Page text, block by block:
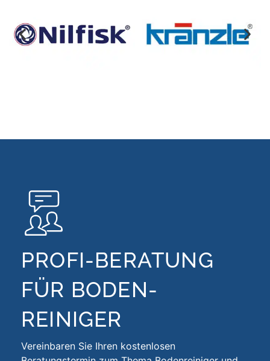
PROFI-BERATUNG
FÜR BODEN­
REINIGER
Vereinbaren Sie Ihren kostenlosen